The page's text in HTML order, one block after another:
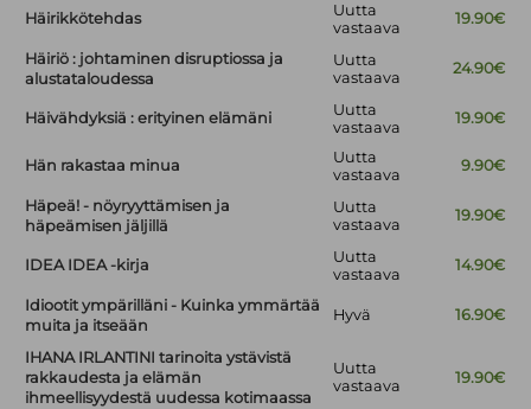
Häirikkötehdas
Uutta
vastaava
19.90€
Häiriö : johtaminen disruptiossa ja
alustataloudessa
Uutta
vastaava
24.90€
Häivähdyksiä : erityinen elämäni
Uutta
vastaava
19.90€
Hän rakastaa minua
Uutta
vastaava
9.90€
Häpeä! - nöyryyttämisen ja
häpeämisen jäljillä
Uutta
vastaava
19.90€
IDEA IDEA -kirja
Uutta
vastaava
14.90€
Idiootit ympärilläni - Kuinka ymmärtää
muita ja itseään
Hyvä 16.90€
IHANA IRLANTINI tarinoita ystävistä
rakkaudesta ja elämän
ihmeellisyydestä uudessa kotimaassa
Uutta
vastaava
19.90€